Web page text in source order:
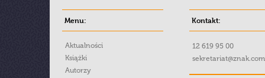
Menu:
Aktualności
Książki
Autorzy
Kontakt:
12 619 95 00